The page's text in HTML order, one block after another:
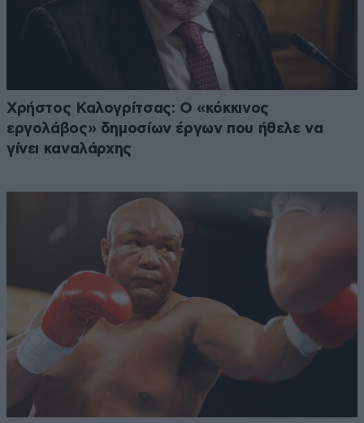
Χρήστος Καλογρίτσας: Ο «κόκκινος
εργολάβος» δημοσίων έργων που ήθελε να
γίνει καναλάρχης